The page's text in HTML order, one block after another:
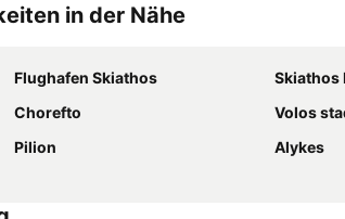
in der Nähe
Flughafen Skiathos Skiathos
Chorefto Volos
Pilion Alykes